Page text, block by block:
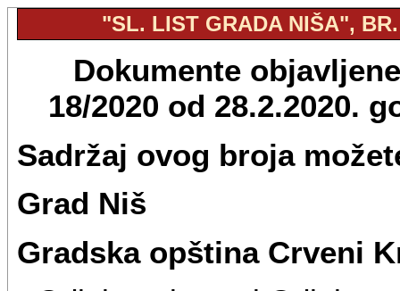
"SL. LIST GRADA NIŠA",
Dokumente
18/2020 od 28.2.2020.
Sadržaj ovog broja
Grad Niš
Gradska opština Crveni